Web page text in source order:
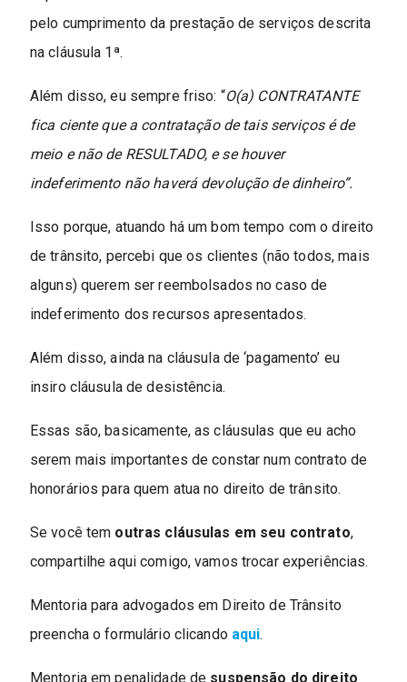
pelo cumprimento da prestação de serviços descrita
na cláusula 1ª.
Além disso, eu sempre friso: “O(a) CONTRATANTE
fica ciente que a contratação de tais serviços é de
meio e não de RESULTADO, e se houver
indeferimento não haverá devolução de dinheiro”.
Isso porque, atuando há um bom tempo com o direito
de trânsito, percebi que os clientes (não todos, mais
alguns) querem ser reembolsados no caso de
indeferimento dos recursos apresentados.
Além disso, ainda na cláusula de ‘pagamento’ eu
insiro cláusula de desistência.
Essas são, basicamente, as cláusulas que eu acho
serem mais importantes de constar num contrato de
honorários para quem atua no direito de trânsito.
Se você tem outras cláusulas em seu contrato,
compartilhe aqui comigo, vamos trocar experiências.
Mentoria para advogados em Direito de Trânsito
preencha o formulário clicando aqui.
Mentoria em penalidade de suspensão do direito